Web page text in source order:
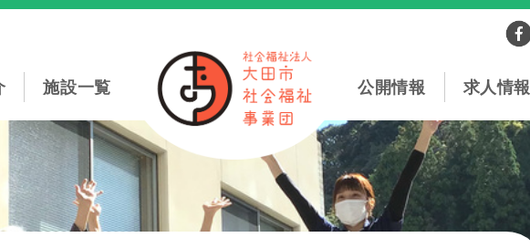
施設一覧 公開情報 求人情報